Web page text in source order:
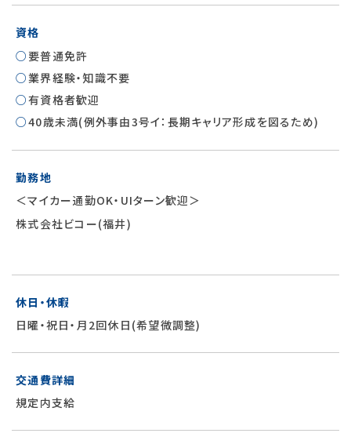
資格
要普通免許
業界経験・知識不要
有資格者歓迎
40歳未満(例外事由3号イ：長期キャリア形成を図るため)
勤務地
＜マイカー通勤OK・UIターン歓迎＞
株式会社ビコー(福井)
休日・休暇
日曜・祝日・月2回休日(希望微調整)
交通費詳細
規定内支給